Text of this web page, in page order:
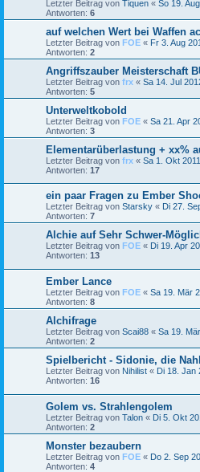
Letzter Beitrag von Tiquen « So 19.
Antworten: 6
auf welchen Wert bei Waffen
Letzter Beitrag von FOE « Fr 3. Aug
Antworten: 2
Angriffszauber Meisterschaft
Letzter Beitrag von frx « Sa 14. Jul
Antworten: 5
Unterweltkobold
Letzter Beitrag von FOE « Sa 21. Apr
Antworten: 3
Elementarüberlastung + xx%
Letzter Beitrag von frx « Sa 1. Okt
Antworten: 17
ein paar Fragen zu Ember
Letzter Beitrag von Starsky « Di 27.
Antworten: 7
Alchie auf Sehr Schwer-
Letzter Beitrag von FOE « Di 19. Apr
Antworten: 13
Ember Lance
Letzter Beitrag von FOE « Sa 19. Mär
Antworten: 8
Alchifrage
Letzter Beitrag von Scai88 « Sa 19.
Antworten: 2
Spielbericht - Sidonie, die
Letzter Beitrag von Nihilist « Di 18. Jan
Antworten: 16
Golem vs. Strahlengolem
Letzter Beitrag von Talon « Di 5. Okt
Antworten: 2
Monster bezaubern
Letzter Beitrag von FOE « Do 2. Sep
Antworten: 4